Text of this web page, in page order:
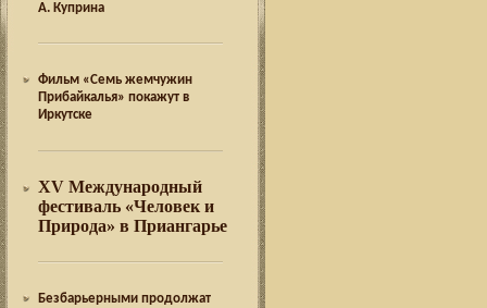
А. Куприна
Фильм «Семь жемчужин
Прибайкалья» покажут в
Иркутске
XV Международный
фестиваль «Человек и
Природа» в Приангарье
Безбарьерными продолжат